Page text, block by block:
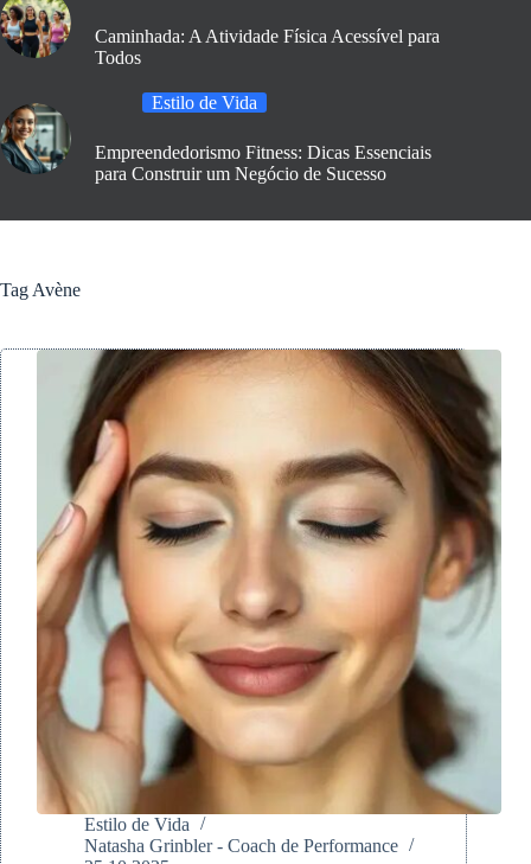
Caminhada: A Atividade Física Acessível para
Todos
Estilo de Vida
Empreendedorismo Fitness: Dicas Essenciais
para Construir um Negócio de Sucesso
Tag Avène
Estilo de Vida
Natasha Grinbler - Coach de Performance